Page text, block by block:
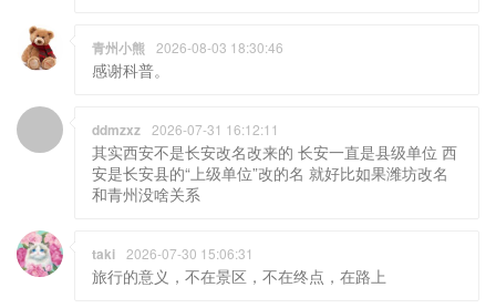
青州小熊 2026-08-03 18:30:46
感谢科普。
ddmzxz 2026-07-31 16:12:11
其实西安不是长安改名改来的 长安一直是县级单位 西
安是长安县的“上级单位”改的名 就好比如果潍坊改名
和青州没啥关系
taki 2026-07-30 15:06:31
旅行的意义，不在景区，不在终点，在路上